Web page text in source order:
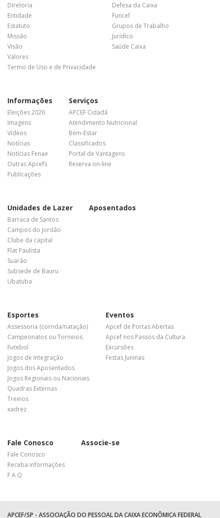
Diretoria
Entidade
Estatuto
Missão
Visão
Valores
Termo de Uso e de Privacidade
Defesa da Caixa
Funcef
Grupos de Trabalho
Jurídico
Saúde Caixa
Informações
Eleições 2026
Imagens
Vídeos
Notícias
Notícias Fenae
Outras Apcefs
Publicações
Serviços
APCEF Cidadã
Atendimento Nutricional
Bem-Estar
Classificados
Portal de Vantagens
Reserva on-line
Unidades de Lazer
Barraca de Santos
Campos do Jordão
Clube da capital
Flat Paulista
Suarão
Subsede de Bauru
Ubatuba
Aposentados
Esportes
Assessoria (corrida/natação)
Campeonatos ou Torneios
Futebol
Jogos de Integração
Jogos dos Aposentados
Jogos Regionais ou Nacionais
Quadras Externas
Treinos
xadrez
Eventos
Apcef de Portas Abertas
Apcef nos Passos da Cultura
Excursões
Festas Juninas
Fale Conosco
Fale Conosco
Receba informações
F A Q
Associe-se
APCEF/SP - ASSOCIAÇÃO DO PESSOAL DA CAIXA ECONÔMICA FEDERAL